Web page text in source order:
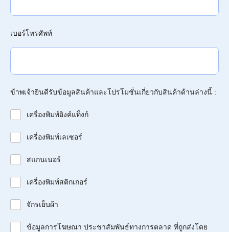
เบอร์โทรศัพท์
ข้าพเจ้ายินดีรับข้อมูลสินค้าและโปรโมชั่นเกี่ยวกับสินค้าด้านล่างนี้ :
เครื่องพิมพ์อิงค์แท็งก์
เครื่องพิมพ์เลเซอร์
สแกนเนอร์
เครื่องพิมพ์สติกเกอร์
จักรเย็บผ้า
ข้อมูลการโฆษณา ประชาสัมพันธ์ทางการตลาด ที่ถูกส่งโดย